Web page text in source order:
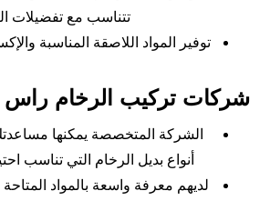
تتناسب مع تفضيلات
توفير المواد اللاصقة المناسبة
شركات تركيب الرخام راس
الشركة المتخصصة يمكنها
أنواع بديل الرخام التي تناسب
لديهم معرفة واسعة بالمواد